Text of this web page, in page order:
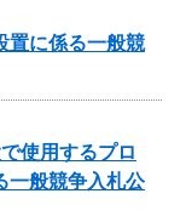
置に係る一般競
使用するプロ
一般競争入札公